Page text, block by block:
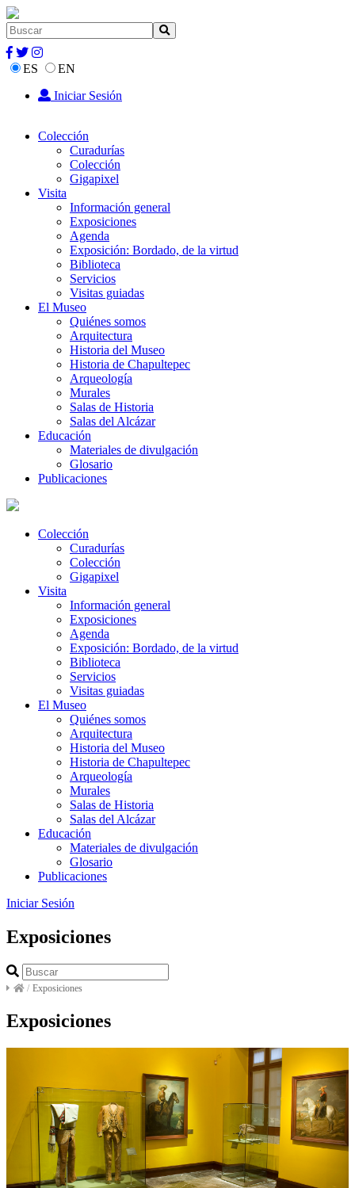
ES
EN
Iniciar Sesión
Colección
Curadurías
Colección
Gigapixel
Visita
Información general
Exposiciones
Agenda
Exposición: Bordado, de la virtud
Biblioteca
Servicios
Visitas guiadas
El Museo
Quiénes somos
Arquitectura
Historia del Museo
Historia de Chapultepec
Arqueología
Murales
Salas de Historia
Salas del Alcázar
Educación
Materiales de divulgación
Glosario
Publicaciones
Colección
Curadurías
Colección
Gigapixel
Visita
Información general
Exposiciones
Agenda
Exposición: Bordado, de la virtud
Biblioteca
Servicios
Visitas guiadas
El Museo
Quiénes somos
Arquitectura
Historia del Museo
Historia de Chapultepec
Arqueología
Murales
Salas de Historia
Salas del Alcázar
Educación
Materiales de divulgación
Glosario
Publicaciones
Iniciar Sesión
Exposiciones
/ Exposiciones
Exposiciones